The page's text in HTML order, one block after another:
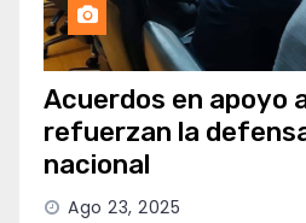
Acuerdos en apoyo
refuerzan la
nacional
Ago 23, 2025